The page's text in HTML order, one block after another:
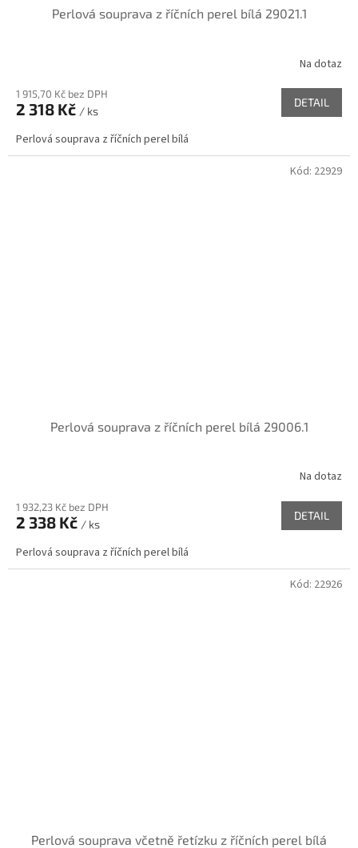
Perlová souprava z říčních perel bílá 29021.1
Na dotaz
1 915,70 Kč bez DPH
2 318 Kč / ks
DETAIL
Perlová souprava z říčních perel bílá
Perlová souprava z říčních perel bílá 29006.1
Na dotaz
1 932,23 Kč bez DPH
2 338 Kč / ks
DETAIL
Perlová souprava z říčních perel bílá
Kód: 22929
Perlová souprava včetně řetízku z říčních perel bílá
Kód: 22926